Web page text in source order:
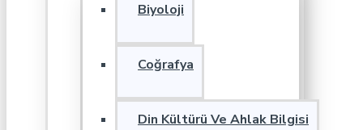
Biyoloji
Coğrafya
Din Kültürü Ve Ahlak Bilgisi